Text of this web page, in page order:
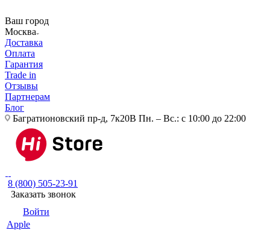
Ваш город
Москва
Доставка
Оплата
Гарантия
Trade in
Отзывы
Партнерам
Блог
Багратионовский пр-д, 7к20В Пн. – Вс.: с 10:00 до 22:00
8 (800) 505-23-91
Заказать звонок
Войти
Apple